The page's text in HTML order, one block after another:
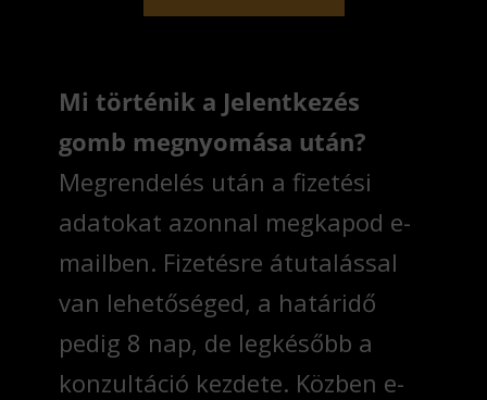
Mi történik a Jelentkezés
gomb megnyomása után?
Megrendelés után a fizetési
adatokat azonnal megkapod e-
mailben. Fizetésre átutalással
van lehetőséged, a határidő
pedig 8 nap, de legkésőbb a
konzultáció kezdete. Közben e-